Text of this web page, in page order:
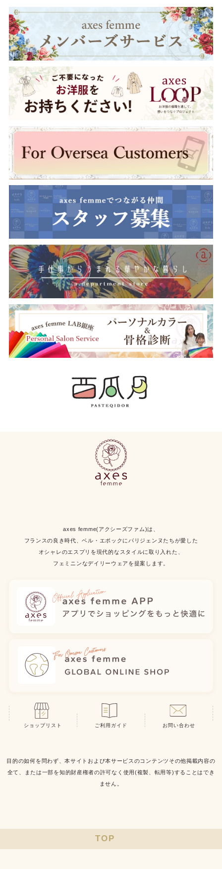
axes femme(アクシーズファム)は、
フランスの良き時代、ベル・エポックにパリジェンヌたちが愛した
オシャレのエスプリを現代的なスタイルに取り入れた、
フェミニンなデイリーウェアを提案します。
ショップリスト ご利用ガイド お問い合わせ
目的の如何を問わず、本サイトおよび本サービスのコンテンツその他掲載内容の
全て、または一部を知的財産権者の許可なく使用(複製、転用等)することはでき
ません。
TOP